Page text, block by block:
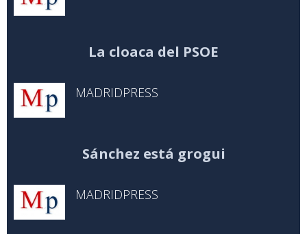
La cloaca del PSOE
MADRIDPRESS
Sánchez está grogui
MADRIDPRESS